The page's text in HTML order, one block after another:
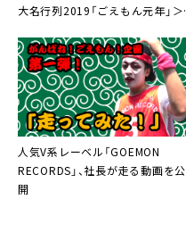
大名行列2019「ごえもん元年」＞
人気V系レーベル「GOEMON
RECORDS 」、社長が走る動画を公
開